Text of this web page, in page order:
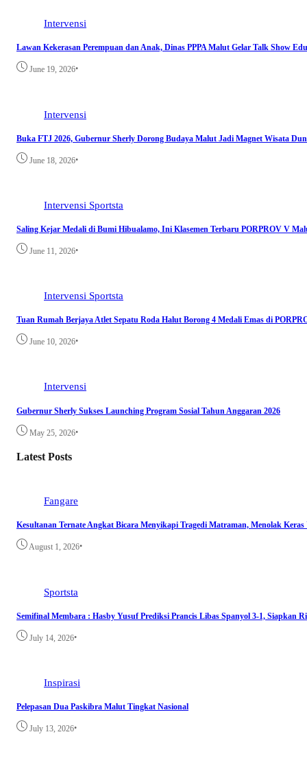
Intervensi
Lawan Kekerasan Perempuan dan Anak, Dinas PPPA Malut Gelar Talk Show
June 19, 2026•
Intervensi
Buka FTJ 2026, Gubernur Sherly Dorong Budaya Malut Jadi Magnet Wisata
June 18, 2026•
Intervensi Sportsta
Saling Kejar Medali di Bumi Hibualamo, Ini Klasemen Terbaru PORPROV V
June 11, 2026•
Intervensi Sportsta
Tuan Rumah Berjaya Atlet Sepatu Roda Halut Borong 4 Medali Emas di
June 10, 2026•
Intervensi
Gubernur Sherly Sukses Launching Program Sosial Tahun Anggaran 2026
May 25, 2026•
Latest Posts
Fangare
Kesultanan Ternate Angkat Bicara Menyikapi Tragedi Matraman, Menolak
August 1, 2026•
Sportsta
Semifinal Membara : Hasby Yusuf Prediksi Prancis Libas Spanyol 3-1, Siapkan
July 14, 2026•
Inspirasi
Pelepasan Dua Paskibra Malut Tingkat Nasional
July 13, 2026•